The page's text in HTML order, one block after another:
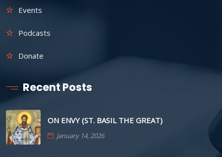
Events
Podcasts
Donate
Recent Posts
ON ENVY (ST. BASIL THE GREAT)
January 14, 2026